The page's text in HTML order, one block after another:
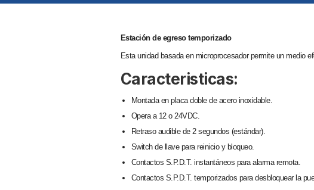
Estación de egreso temporizado
Esta unidad basada en microprocesador permite un medio
Caracteristicas:
Montada en placa doble de acero inoxidable.
Opera a 12 o 24VDC.
Retraso audible de 2 segundos (estándar).
Switch de llave para reinicio y bloqueo.
Contactos S.P.D.T. instantáneos para alarma remota.
Contactos S.P.D.T. temporizados para desbloquear la